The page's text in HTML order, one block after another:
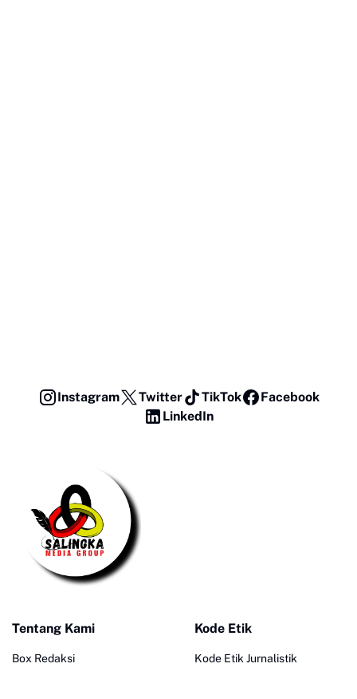
Instagram Twitter TikTok
Facebook
LinkedIn
Tentang Kami
Box Redaksi
Kode Etik
Kode Etik Jurnalistik